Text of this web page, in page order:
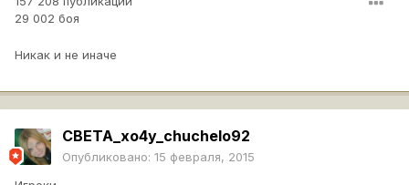
29 002 боя
Никак и не иначе
CBETA_xo4y_chuchelo92
Опубликовано: 15 февраля, 2015